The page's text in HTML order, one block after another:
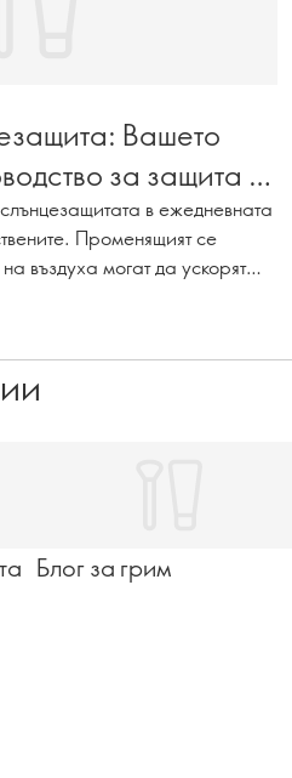
Вашето
за защита от
в ежедневната
Променящият се
въздуха могат да ускорят
и загуба на колаген. С
продукти, включително
кремове със SPF
защитени през цялата година!
Блог за грим